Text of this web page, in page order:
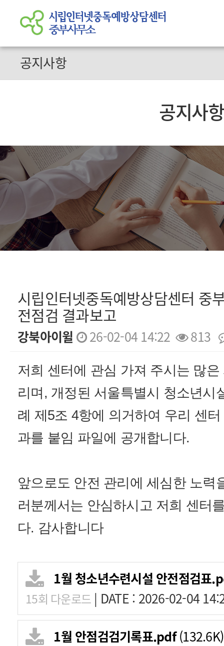
공지사항
공지사
시립인터넷중독예방상담센터 중
전점검 결과보고
강북아이윌 26-02-04 14:22 813
본문
저희 센터에 관심 가져 주시는 많
리며, 개정된 서울특별시 청소년시
례 제5조 4항에 의거하여 우리 센
과를 붙임 파일에 공개합니다.
앞으로도 안전 관리에 세심한 노력
러분께서는 안심하시고 저희 센터
다. 감사합니다
1월 청소년수련시설 안전점검표
15회 다운로드 | DATE : 2026-02-04
1월 안점검검기록표.pdf(132.6K)